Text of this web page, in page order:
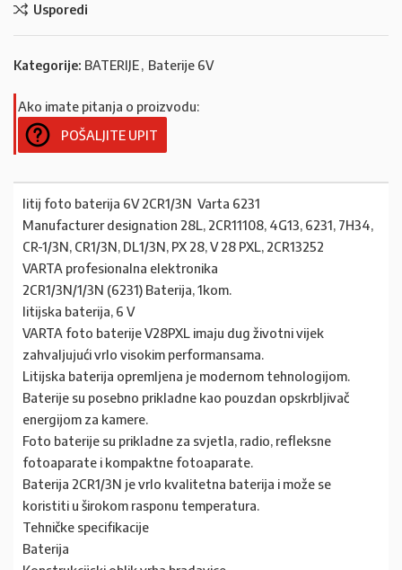
Usporedi
Kategorije: BATERIJE, Baterije 6V
Ako imate pitanja o proizvodu:
POŠALJITE UPIT
litij foto baterija 6V 2CR1/3N Varta 6231
Manufacturer designation 28L, 2CR11108, 4G13, 6231, 7H34,
CR-1/3N, CR1/3N, DL1/3N, PX 28, V 28 PXL, 2CR13252
VARTA profesionalna elektronika
2CR1/3N/1/3N (6231) Baterija, 1kom.
litijska baterija, 6 V
VARTA foto baterije V28PXL imaju dug životni vijek
zahvaljujući vrlo visokim performansama.
Litijska baterija opremljena je modernom tehnologijom.
Baterije su posebno prikladne kao pouzdan opskrbljivač
energijom za kamere.
Foto baterije su prikladne za svjetla, radio, refleksne
fotoaparate i kompaktne fotoaparate.
Baterija 2CR1/3N je vrlo kvalitetna baterija i može se
koristiti u širokom rasponu temperatura.
Tehničke specifikacije
Baterija